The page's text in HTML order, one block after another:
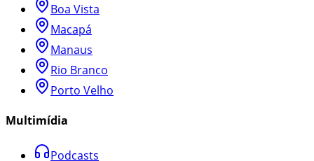
Boa Vista
Macapá
Manaus
Rio Branco
Porto Velho
Multimídia
Podcasts